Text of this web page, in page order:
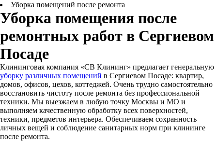
Уборка помещений после ремонта
Уборка помещения после
ремонтных работ в Сергиевом
Посаде
Клининговая компания «СВ Клининг» предлагает генеральную
уборку различных помещений в Сергиевом Посаде: квартир,
домов, офисов, цехов, коттеджей. Очень трудно самостоятельно
восстановить чистоту после ремонта без профессиональной
техники. Мы выезжаем в любую точку Москвы и МО и
выполняем качественную обработку всех поверхностей,
техники, предметов интерьера. Обеспечиваем сохранность
личных вещей и соблюдение санитарных норм при клининге
после ремонта.